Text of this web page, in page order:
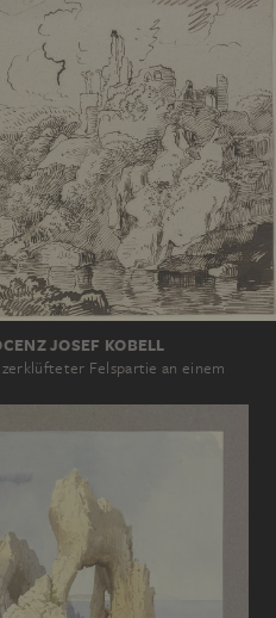
JOSEF KOBELL
Felspartie an einem